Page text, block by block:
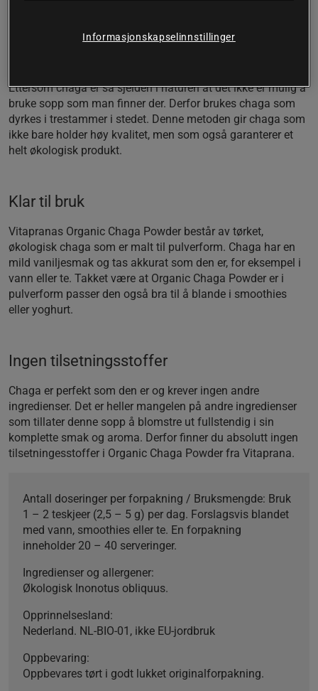
Ettersom chaga er så sjelden i naturen at det ikke er mulig å
bruke sopp som man finner der. Derfor brukes chaga som
dyrkes i trestammer i stedet. Denne metoden gir chaga som
ikke bare holder høy kvalitet, men som også garanterer et
helt økologisk produkt.
Klar til bruk
Vitapranas Organic Chaga Powder består av tørket,
økologisk chaga som er malt til pulverform. Chaga har en
mild vaniljesmak og tas akkurat som den er, for eksempel i
vann eller te. Takket være at Organic Chaga Powder er i
pulverform passer den også bra til å blande i smoothies
eller yoghurt.
Ingen tilsetningsstoffer
Chaga er perfekt som den er og krever ingen andre
ingredienser. Det er heller mangelen på andre ingredienser
som tillater denne sopp å blomstre ut fullstendig i sin
komplette smak og aroma. Derfor finner du absolutt ingen
tilsetningesstoffer i Organic Chaga Powder fra Vitaprana.
Antall doseringer per forpakning / Bruksmengde: Bruk
1 – 2 teskjeer (2,5 – 5 g) per dag. Forslagsvis blandet
med vann, smoothies eller te. En forpakning
inneholder 20 – 40 serveringer.
Ingredienser og allergener:
Økologisk Inonotus obliquus.
Opprinnelsesland:
Nederland. NL-BIO-01, ikke EU-jordbruk
Oppbevaring:
Oppbevares tørt i godt lukket originalforpakning.
Informasjonskapselinnstillinger